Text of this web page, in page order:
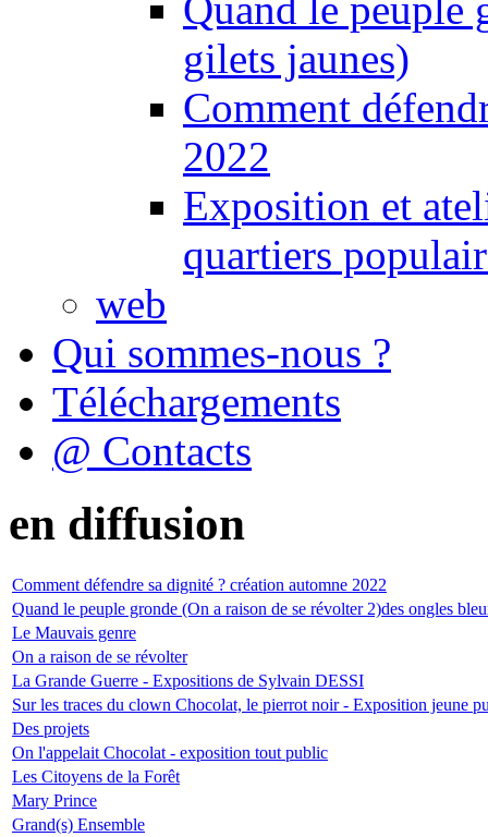
gilets jaunes)
Comment
2022
Exposition et
quartiers
web
Qui sommes-nous ?
Téléchargements
@ Contacts
en diffusion
Comment défendre sa dignité ? création automne 2022
Quand le peuple gronde (On a raison de se révolter 2)des ongles
Le Mauvais genre
On a raison de se révolter
La Grande Guerre - Expositions de Sylvain DESSI
Sur les traces du clown Chocolat, le pierrot noir - Exposition jeune
Des projets
On l'appelait Chocolat - exposition tout public
Les Citoyens de la Forêt
Mary Prince
Grand(s) Ensemble